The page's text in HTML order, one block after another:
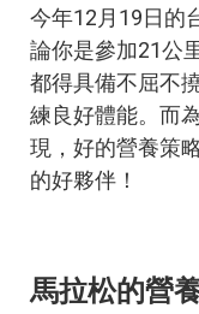
今年12月19日的
論你是參加21公
都得具備不屈不
練良好體能。而
現，好的營養策
的好夥伴！
馬拉松的營